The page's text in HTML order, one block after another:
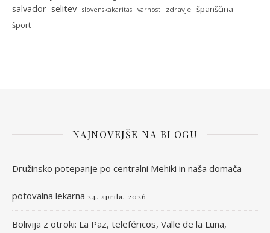
salvador selitev slovenskakaritas varnost zdravje španščina
šport
NAJNOVEJŠE NA BLOGU
Družinsko potepanje po centralni Mehiki in naša domača
potovalna lekarna 24. aprila, 2026
Bolivija z otroki: La Paz, teleféricos, Valle de la Luna,